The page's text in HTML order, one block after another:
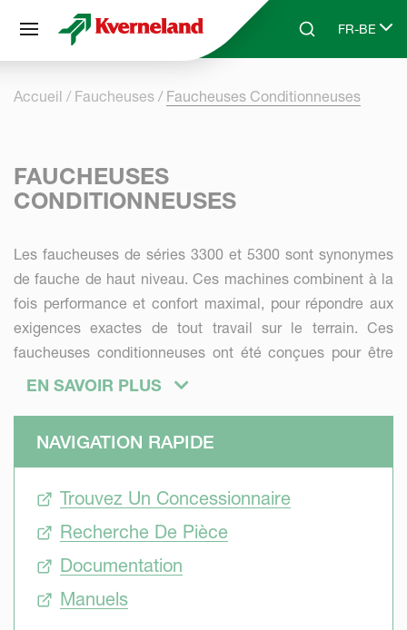
Skip to main content
SearchFR-BE
Select
Accueil Faucheuses Faucheuses Conditionneuses
FAUCHEUSES
CONDITIONNEUSES
Les faucheuses de séries 3300 et 5300 sont synonymes
de fauche de haut niveau. Ces machines combinent à la
fois performance et confort maximal, pour répondre aux
exigences exactes de tout travail sur le terrain. Ces
faucheuses conditionneuses ont été conçues pour être
encore plus productives et pour faire face à des
grandes productivité et précision.
5000 ont été conçues dans un souci de facilité
d'utilisation. Ce sont des faucheuses efficaces, mais
EN SAVOIR PLUS
NAVIGATION RAPIDE
Trouvez Un Concessionnaire
Recherche De Pièce
Documentation
Manuels
Panneau de gestion des cookies